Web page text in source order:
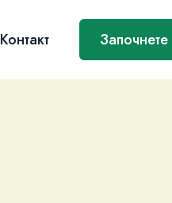
Контакт Започнете